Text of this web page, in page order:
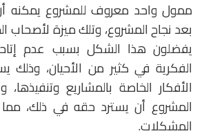
ممول واحد معروف للمشروع يمكنه أن
بعد نجاح المشروع، وتلك ميزة لأصحاب
يفضلون هذا الشكل بسبب عدم
الفكرية في كثير من الأحيان،
الأفكار الخاصة بالمشاريع
المشروع أن يسترد حقه في ذلك،
المشكلات.